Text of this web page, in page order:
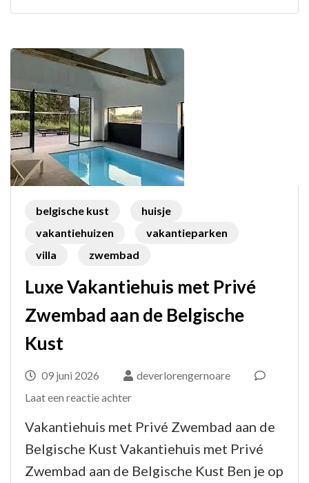
belgische kust
huisje
vakantiehuizen
vakantieparken
villa
zwembad
Luxe Vakantiehuis met Privé
Zwembad aan de Belgische
Kust
09 juni 2026
deverlorengernoare
Laat een reactie achterop
Vakantiehuis met Privé Zwembad aan de
Belgische Kust Vakantiehuis met Privé
Zwembad aan de Belgische Kust Ben je op